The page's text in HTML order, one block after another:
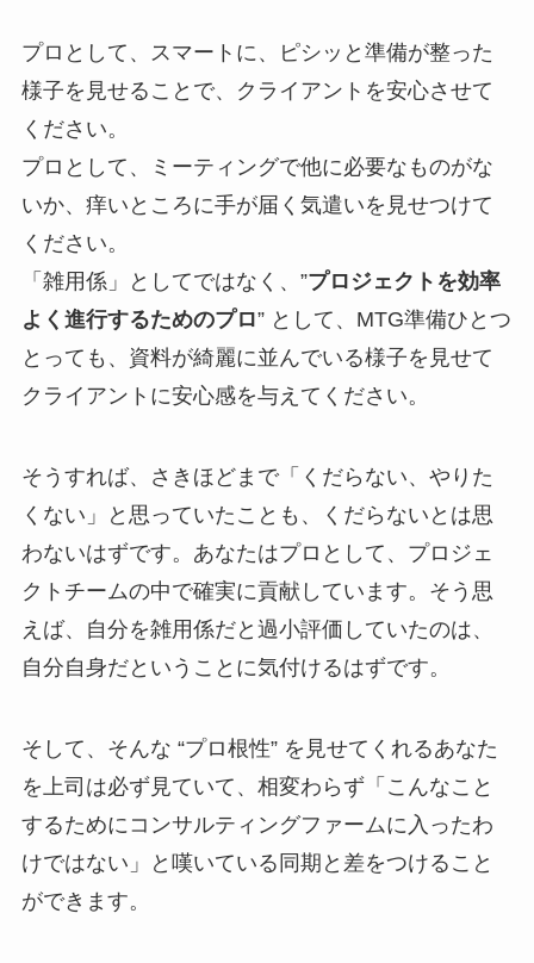
プロとして、スマートに、ピシッと準備が整った
様子を見せることで、クライアントを安心させて
ください。
プロとして、ミーティングで他に必要なものがな
いか、痒いところに手が届く気遣いを見せつけて
ください。
「雑用係」としてではなく、”プロジェクトを効率
よく進行するためのプロ” として、MTG準備ひとつ
とっても、資料が綺麗に並んでいる様子を見せて
クライアントに安心感を与えてください。
そうすれば、さきほどまで「くだらない、やりた
くない」と思っていたことも、くだらないとは思
わないはずです。あなたはプロとして、プロジェ
クトチームの中で確実に貢献しています。そう思
えば、自分を雑用係だと過小評価していたのは、
自分自身だということに気付けるはずです。
そして、そんな “プロ根性” を見せてくれるあなた
を上司は必ず見ていて、相変わらず「こんなこと
するためにコンサルティングファームに入ったわ
けではない」と嘆いている同期と差をつけること
ができます。